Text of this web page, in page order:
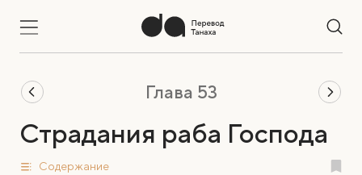
Глава 53
Страдания раба Господа
Содержание